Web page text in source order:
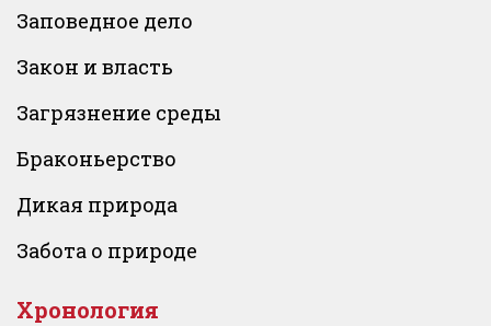
Заповедное дело
Закон и власть
Загрязнение среды
Браконьерство
Дикая природа
Забота о природе
Хронология